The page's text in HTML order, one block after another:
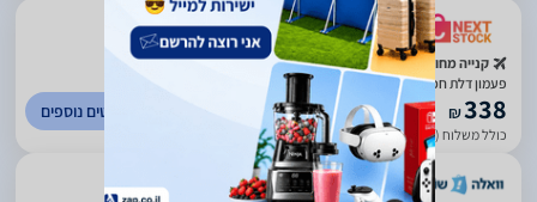
2.07
(
16
)
קנייה מחו"ל
פעמון דלת חכם דור 3 שיאומי דגם Xiaomi Smart Doorbell 3
₪338
כולל משלוח (10 ₪) עד 14 ימי עסקים
לפרטים נוספים
2.6
(
3227
)